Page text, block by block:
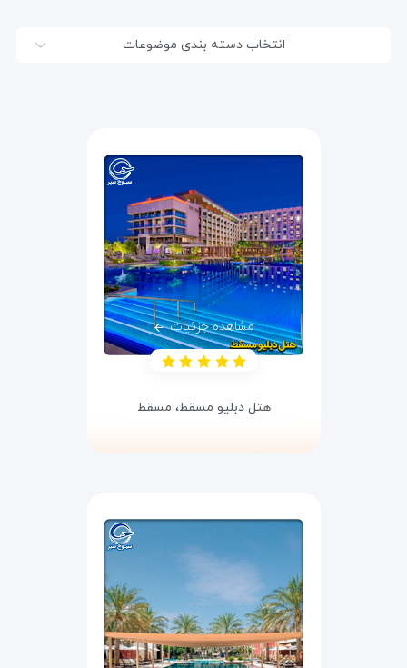
انتخاب دسته بندی موضوعات
مشاهده جزئیات
هتل دبلیو مسقط، مسقط